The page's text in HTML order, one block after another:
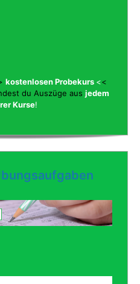
kostenlosen Probekurs <<
du Auszüge aus jedem
Kurse!